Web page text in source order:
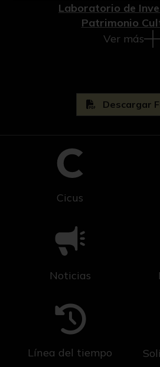
Laboratorio de
Patrimonio
Ver más
Descargar
Cicus
Noticias
Línea del tiempo